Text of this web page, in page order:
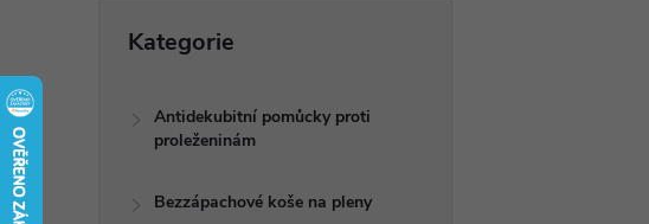
kategorie
Kategorie
Antidekubitní pomůcky proti
proleženinám
Bezzápachové koše na pleny